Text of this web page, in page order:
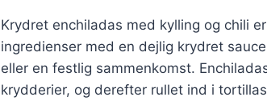
Krydret enchiladas med kylling og chili
ingredienser med en dejlig krydret
eller en festlig sammenkomst.
krydderier, og derefter rullet ind i